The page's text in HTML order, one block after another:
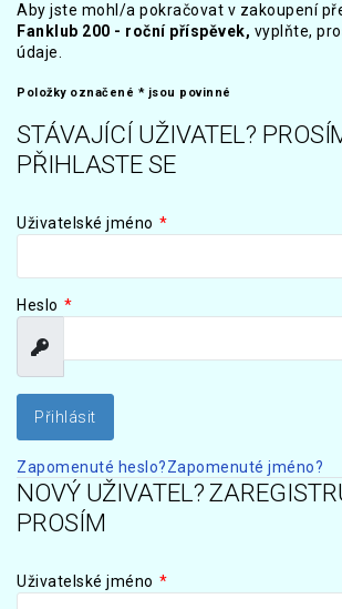
Aby jste mohl/a pokračovat v zakoupení
Fanklub 200 - roční příspěvek, vyplňte,
údaje.
Položky označené * jsou povinné
STÁVAJÍCÍ UŽIVATEL?
PŘIHLASTE SE
Uživatelské jméno *
Heslo *
Zobrazit
Zapomenuté heslo?Zapomenuté jméno?
NOVÝ UŽIVATEL?
PROSÍM
Uživatelské jméno *